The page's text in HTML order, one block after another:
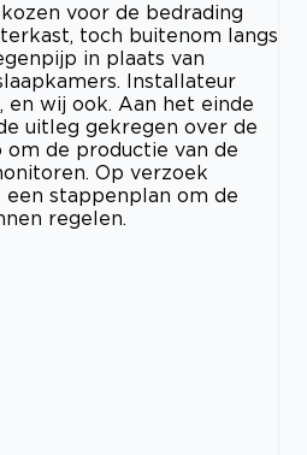
voor de bedrading
toch buitenom langs
in plaats van
Installateur
en wij ook. Aan het einde
uitleg gekregen over de
de productie van de
Op verzoek
stappenplan om de
regelen.